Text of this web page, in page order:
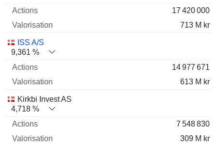
17 420 000
713 M kr
ISS A/S
9,361 %
14 977 671
613 M kr
Kirkbi Invest AS
4,718 %
7 548 830
309 M kr